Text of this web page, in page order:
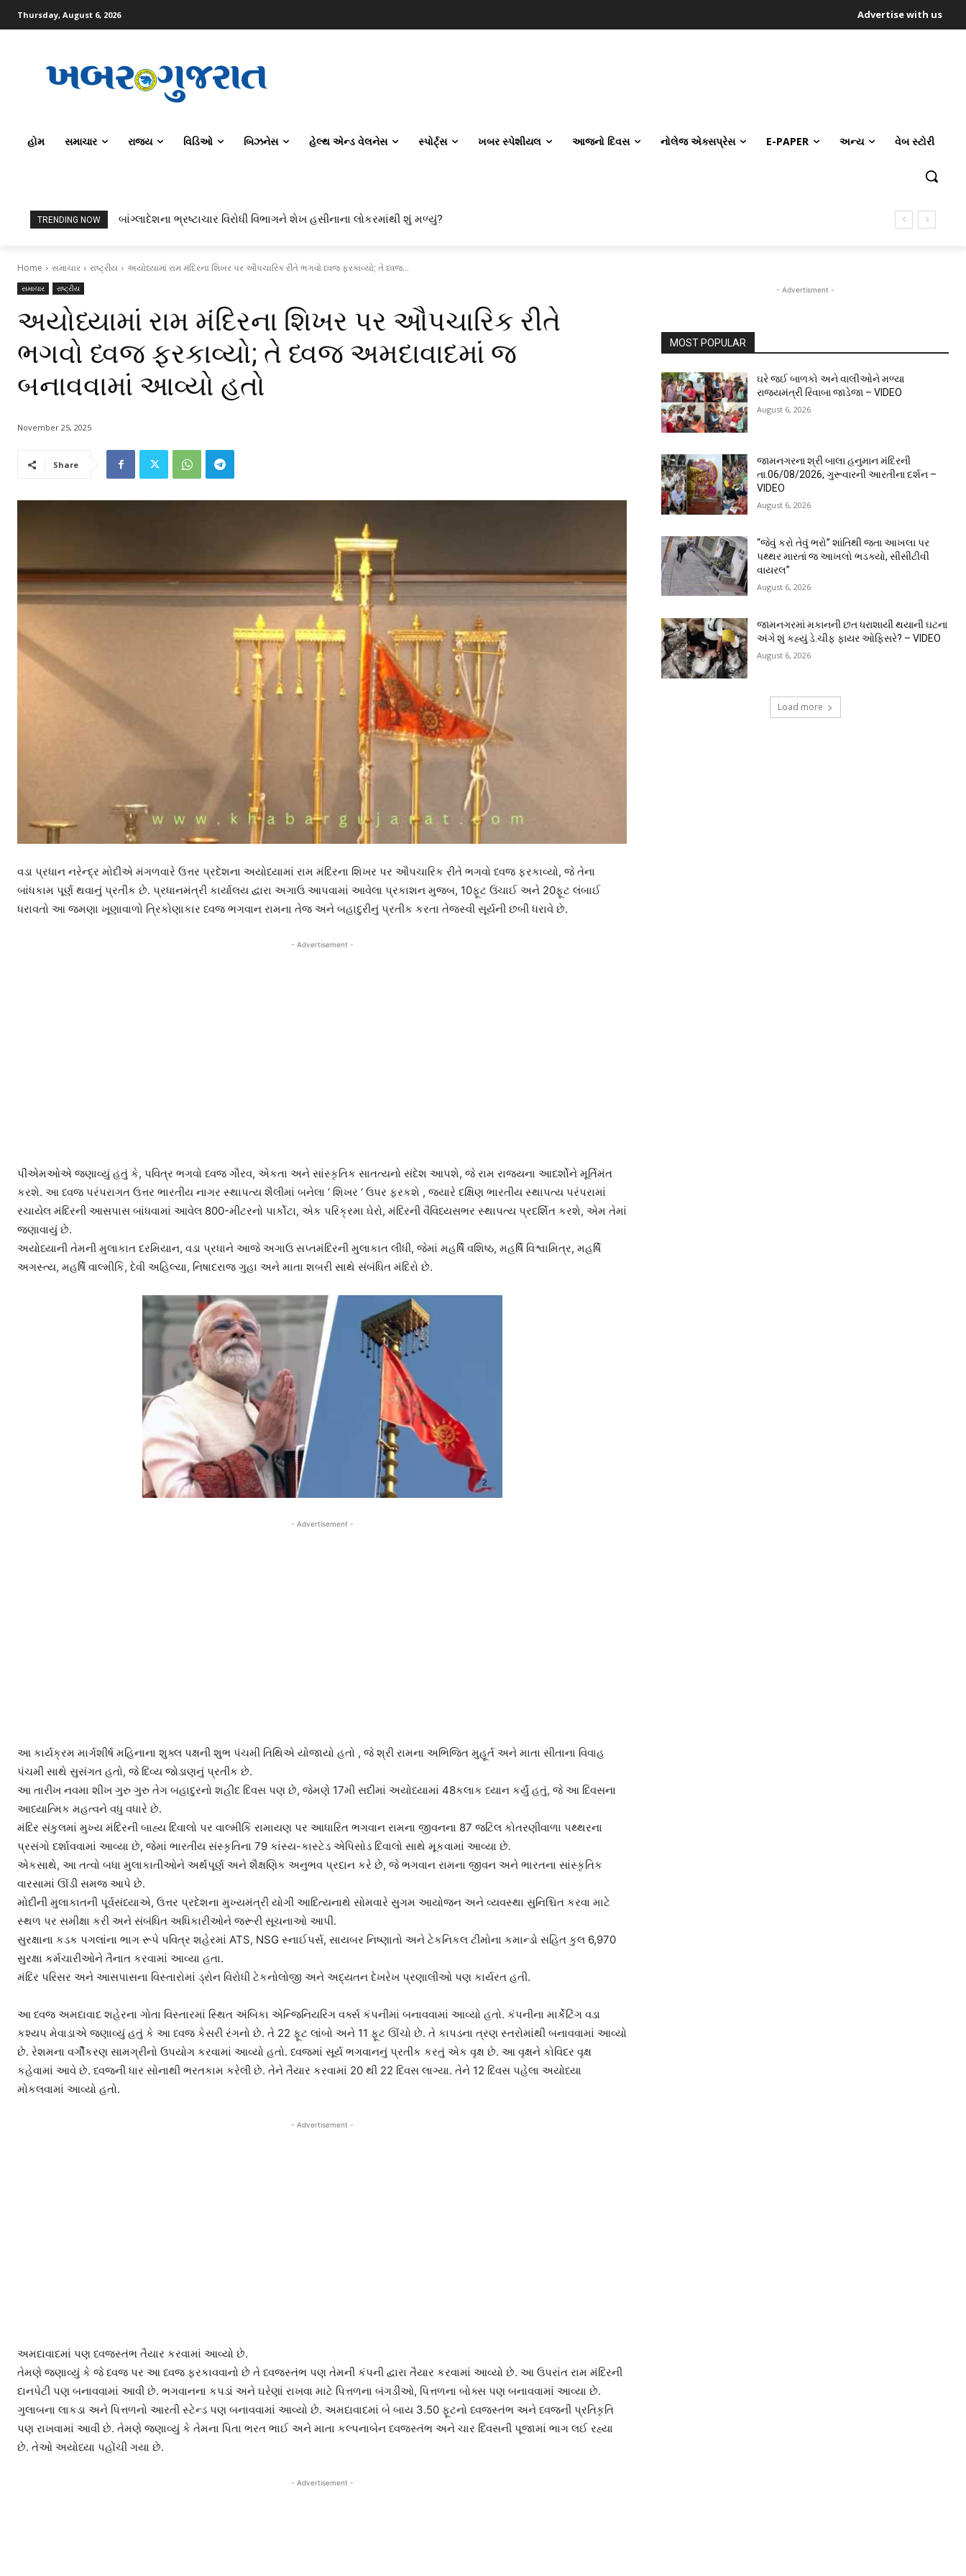
Thursday, August 6, 2026 Advertise with us
હોમ સમાચાર રાજ્ય વિડિઓ બિઝનેસ હેલ્થ એન્ડ વેલનેસ સ્પોર્ટ્સ ખબર સ્પેશીયલ આજનો દિવસ નોલેજ એક્સપ્રેસ E-PAPER અન્ય વેબ સ્ટોરી
TRENDING NOW ટોપર્સ કોમ્પ્યુટર સાયન્સ અને AI કરતાં સિવિલ એન્જિનિયરિંગ કેમ પસંદ કરી રહ્યા છે? IITનો ટ્રેન્ડ બદલાઈ ગયો છે
બાંગ્લાદેશના ભ્રષ્ટાચાર વિરોધી વિભાગને શેખ હસીનાના લોકરમાંથી શું મળ્યું?
Home સમાચાર રાષ્ટ્રીય અયોધ્યામાં રામ મંદિરના શિખર પર ઔપચારિક રીતે ભગવો ધ્વજ ફરકાવ્યો; તે ધ્વજ...
સમાચાર રાષ્ટ્રીય
અયોધ્યામાં રામ મંદિરના શિખર પર ઔપચારિક રીતે
ભગવો ધ્વજ ફરકાવ્યો; તે ધ્વજ અમદાવાદમાં જ
બનાવવામાં આવ્યો હતો
November 25, 2025
Share
વડા પ્રધાન નરેન્દ્ર મોદીએ મંગળવારે ઉત્તર પ્રદેશના અયોધ્યામાં રામ મંદિરના શિખર પર ઔપચારિક રીતે ભગવો ધ્વજ ફરકાવ્યો, જે તેના
બાંધકામ પૂર્ણ થવાનું પ્રતીક છે. પ્રધાનમંત્રી કાર્યાલય દ્વારા અગાઉ આપવામાં આવેલા પ્રકાશન મુજબ, 10ફૂટ ઉંચાઈ અને 20ફૂટ લંબાઈ
ધરાવતો આ જમણા ખૂણાવાળો ત્રિકોણાકાર ધ્વજ ભગવાન રામના તેજ અને બહાદુરીનું પ્રતીક કરતા તેજસ્વી સૂર્યની છબી ધરાવે છે.
- Advertisement -
પીએમઓએ જણાવ્યું હતું કે, પવિત્ર ભગવો ધ્વજ ગૌરવ, એકતા અને સાંસ્કૃતિક સાતત્યનો સંદેશ આપશે, જે રામ રાજ્યના આદર્શોને મૂર્તિમંત
કરશે. આ ધ્વજ પરંપરાગત ઉત્તર ભારતીય નાગર સ્થાપત્ય શૈલીમાં બનેલા ‘ શિખર ‘ ઉપર ફરકશે , જ્યારે દક્ષિણ ભારતીય સ્થાપત્ય પરંપરામાં
રચાયેલ મંદિરની આસપાસ બાંધવામાં આવેલ 800-મીટરનો પાર્કોટા, એક પરિક્રમા ઘેરો, મંદિરની વૈવિધ્યસભર સ્થાપત્ય પ્રદર્શિત કરશે, એમ તેમાં
જણાવાયું છે.
અયોધ્યાની તેમની મુલાકાત દરમિયાન, વડા પ્રધાને આજે અગાઉ સપ્તમંદિરની મુલાકાત લીધી, જેમાં મહર્ષિ વશિષ્ઠ, મહર્ષિ વિશ્વામિત્ર, મહર્ષિ
અગસ્ત્ય, મહર્ષિ વાલ્મીકિ, દેવી અહિલ્યા, નિષાદરાજ ગુહા અને માતા શબરી સાથે સંબંધિત મંદિરો છે.
- Advertisement -
આ કાર્યક્રમ માર્ગશીર્ષ મહિનાના શુક્લ પક્ષની શુભ પંચમી તિથિએ યોજાયો હતો , જે શ્રી રામના અભિજિત મુહૂર્ત અને માતા સીતાના વિવાહ
પંચમી સાથે સુસંગત હતો, જે દિવ્ય જોડાણનું પ્રતીક છે.
આ તારીખ નવમા શીખ ગુરુ ગુરુ તેગ બહાદુરનો શહીદ દિવસ પણ છે, જેમણે 17મી સદીમાં અયોધ્યામાં 48કલાક ધ્યાન કર્યું હતું, જે આ દિવસના
આધ્યાત્મિક મહત્વને વધુ વધારે છે.
મંદિર સંકુલમાં મુખ્ય મંદિરની બાહ્ય દિવાલો પર વાલ્મીકિ રામાયણ પર આધારિત ભગવાન રામના જીવનના 87 જટિલ કોતરણીવાળા પથ્થરના
પ્રસંગો દર્શાવવામાં આવ્યા છે, જેમાં ભારતીય સંસ્કૃતિના 79 કાંસ્ય-કાસ્ટેડ એપિસોડ દિવાલો સાથે મૂકવામાં આવ્યા છે.
એકસાથે, આ તત્વો બધા મુલાકાતીઓને અર્થપૂર્ણ અને શૈક્ષણિક અનુભવ પ્રદાન કરે છે, જે ભગવાન રામના જીવન અને ભારતના સાંસ્કૃતિક
વારસામાં ઊંડી સમજ આપે છે.
મોદીની મુલાકાતની પૂર્વસંધ્યાએ, ઉત્તર પ્રદેશના મુખ્યમંત્રી યોગી આદિત્યનાથે સોમવારે સુગમ આયોજન અને વ્યવસ્થા સુનિશ્ચિત કરવા માટે
સ્થળ પર સમીક્ષા કરી અને સંબંધિત અધિકારીઓને જરૂરી સૂચનાઓ આપી.
સુરક્ષાના કડક પગલાંના ભાગ રૂપે પવિત્ર શહેરમાં ATS, NSG સ્નાઈપર્સ, સાયબર નિષ્ણાતો અને ટેકનિકલ ટીમોના કમાન્ડો સહિત કુલ 6,970
સુરક્ષા કર્મચારીઓને તૈનાત કરવામાં આવ્યા હતા.
મંદિર પરિસર અને આસપાસના વિસ્તારોમાં ડ્રોન વિરોધી ટેકનોલોજી અને અદ્યતન દેખરેખ પ્રણાલીઓ પણ કાર્યરત હતી.
આ ધ્વજ અમદાવાદ શહેરના ગોતા વિસ્તારમાં સ્થિત અંબિકા એન્જિનિયરિંગ વર્ક્સ કંપનીમાં બનાવવામાં આવ્યો હતો. કંપનીના માર્કેટિંગ વડા
કશ્યપ મેવાડાએ જણાવ્યું હતું કે આ ધ્વજ કેસરી રંગનો છે. તે 22 ફૂટ લાંબો અને 11 ફૂટ ઊંચો છે. તે કાપડના ત્રણ સ્તરોમાંથી બનાવવામાં આવ્યો
છે. રેશમના વર્ગીકરણ સામગ્રીનો ઉપયોગ કરવામાં આવ્યો હતો. ધ્વજમાં સૂર્ય ભગવાનનું પ્રતીક કરતું એક વૃક્ષ છે. આ વૃક્ષને કોવિદર વૃક્ષ
કહેવામાં આવે છે. ધ્વજની ધાર સોનાથી ભરતકામ કરેલી છે. તેને તૈયાર કરવામાં 20 થી 22 દિવસ લાગ્યા. તેને 12 દિવસ પહેલા અયોધ્યા
મોકલવામાં આવ્યો હતો.
- Advertisement -
અમદાવાદમાં પણ ધ્વજસ્તંભ તૈયાર કરવામાં આવ્યો છે.
તેમણે જણાવ્યું કે જે ધ્વજ પર આ ધ્વજ ફરકાવવાનો છે તે ધ્વજસ્તંભ પણ તેમની કંપની દ્વારા તૈયાર કરવામાં આવ્યો છે. આ ઉપરાંત રામ મંદિરની
દાનપેટી પણ બનાવવામાં આવી છે. ભગવાનના કપડાં અને ઘરેણાં રાખવા માટે પિત્તળના બંગડીઓ, પિત્તળના બોક્સ પણ બનાવવામાં આવ્યા છે.
ગુલાબના લાકડા અને પિત્તળનો આરતી સ્ટેન્ડ પણ બનાવવામાં આવ્યો છે. અમદાવાદમાં બે બાય 3.50 ફૂટનો ધ્વજસ્તંભ અને ધ્વજની પ્રતિકૃતિ
પણ રાખવામાં આવી છે. તેમણે જણાવ્યું કે તેમના પિતા ભરત ભાઈ અને માતા કલ્પનાબેન ધ્વજસ્તંભ અને ચાર દિવસની પૂજામાં ભાગ લઈ રહ્યા
છે. તેઓ અયોધ્યા પહોંચી ગયા છે.
- Advertisement -
- Advertisment -
MOST POPULAR
ઘરે જઈ બાળકો અને વાલીઓને મળ્યા
રાજ્યમંત્રી રિવાબા જાડેજા – VIDEO
August 6, 2026
જામનગરના શ્રી બાલા હનુમાન મંદિરની
તા.06/08/2026, ગુરૂવારની આરતીના દર્શન –
VIDEO
August 6, 2026
“જેવું કરો તેવું ભરો” શાંતિથી જતા આખલા પર
પથ્થર મારતાં જ આખલો ભડક્યો, સીસીટીવી
વાયરલ”
August 6, 2026
જામનગરમાં મકાનની છત ધરાશાયી થયાની ઘટના
અંગે શું કહ્યું ડે.ચીફ ફાયર ઓફિસરે? – VIDEO
August 6, 2026
Load more